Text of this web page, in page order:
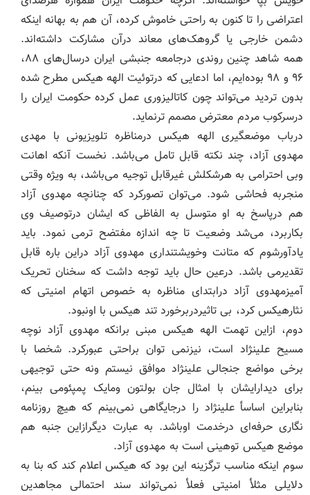
اعتراضی را تا کنون به راحتی خاموش کرده، آن هم به بهانه اینکه
دشمن خارجی یا گروهک‌های معاند درآن مشارکت داشته‌اند.
همه شاهد چنین روندی درجامعه جنبشی ایران درسال‌های ۸۸،
۹۶ و ۹۸ بوده‌ایم، اما ادعایی که درتوئیت الهه هیکس مطرح شده
بدون تردید می‌تواند چون کاتالیزوری عمل کرده حکومت ایران را
درسرکوب مردم معترض مصمم ترنماید.
درباب موضعگیری الهه هیکس درمناظره تلویزیونی با مهدی
مهدوی آزاد، چند نکته قابل تامل می‌باشد. نخست آنکه اهانت
وبی احترامی به هرشکلش غیرقابل توجیه می‌باشد، به ویژه وقتی
منجربه فحاشی شود. می‌توان تصورکرد که چنانچه مهدوی آزاد
هم درپاسخ به او متوسل به الفاظی که ایشان درتوصیف وی
بکاربرد، می‌شد وضعیت تا چه اندازه مفتضح ترمی نمود. باید
یادآورشوم که متانت وخویشتنداری مهدوی آزاد دراین باره قابل
تقدیرمی باشد. درعین حال باید توجه داشت که سخنان تحریک
آمیزمهدوی آزاد درابتدای مناظره به خصوص اتهام امنیتی که
نثارهیکس کرد، بی تاثیردربرخورد تند هیکس با اونبود.
دوم، ازاین تهمت الهه هیکس مبنی برانکه مهدوی آزاد نوچه
مسیح علینژاد است، نیزنمی توان براحتی عبورکرد. شخصا با
برخی مواضع جنجالی علینژاد موافق نیستم ونه حتی توجیهی
برای دیدارایشان با امثال جان بولتون ومایک پمپئومی بینم،
بنابراین اساسأ علینژاد را درجایگاهی نمی‌بینم که هیچ روزنامه
نگاری حرفه‌ای درخدمت اوباشد. به عبارت دیگرازاین جنبه هم
موضع هیکس توهینی است به مهدوی آزاد.
سوم اینکه مناسب ترگزینه این بود که هیکس اعلام کند که بنا به
دلایلی مثلأ امنیتی فعلأ نمی‌تواند سند احتمالی مجاهدین